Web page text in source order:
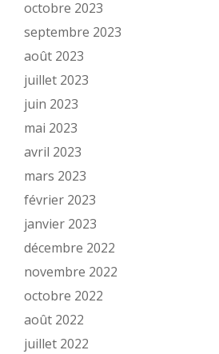
octobre 2023
septembre 2023
août 2023
juillet 2023
juin 2023
mai 2023
avril 2023
mars 2023
février 2023
janvier 2023
décembre 2022
novembre 2022
octobre 2022
août 2022
juillet 2022